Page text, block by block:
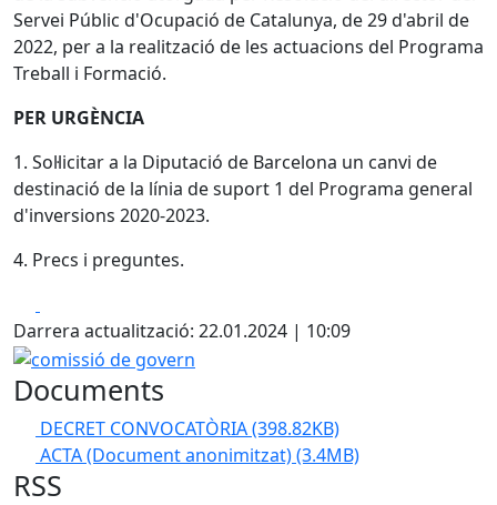
Servei Públic d'Ocupació de Catalunya, de 29 d'abril de
2022, per a la realització de les actuacions del Programa
Treball i Formació.
PER URGÈNCIA
1. Sol·licitar a la Diputació de Barcelona un canvi de
destinació de la línia de suport 1 del Programa general
d'inversions 2020-2023.
4. Precs i preguntes.
Darrera actualització: 22.01.2024 | 10:09
comissió de govern
Documents
DECRET CONVOCATÒRIA(398.82KB)
ACTA (Document anonimitzat)(3.4MB)
RSS